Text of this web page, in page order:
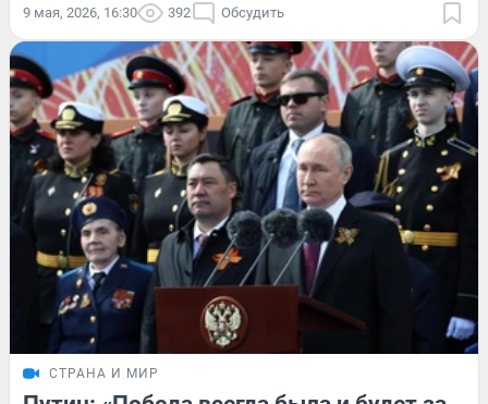
9 мая, 2026, 16:30 392 Обсудить
СТРАНА И МИР